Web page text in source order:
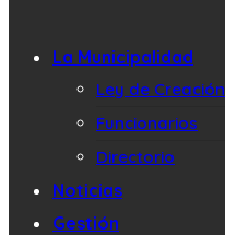
La Municipalidad
Ley de Creación
Funcionarios
Directorio
Noticias
Gestión